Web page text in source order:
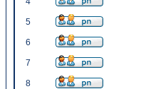
5
6
7
8